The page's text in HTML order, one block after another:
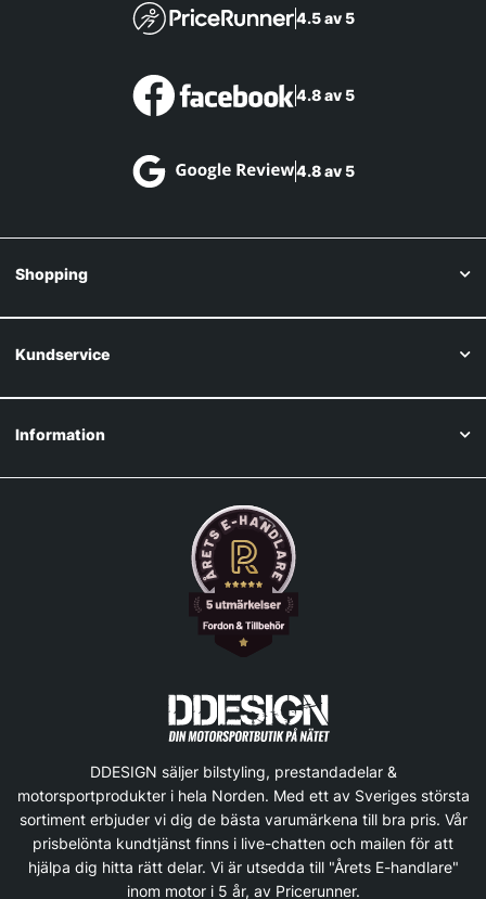
4.5 av 5
4.8 av 5
4.8 av 5
Shopping
Kundservice
Information
DDESIGN säljer bilstyling, prestandadelar &
motorsportprodukter i hela Norden. Med ett av Sveriges största
sortiment erbjuder vi dig de bästa varumärkena till bra pris. Vår
prisbelönta kundtjänst finns i live-chatten och mailen för att
hjälpa dig hitta rätt delar. Vi är utsedda till "Årets E-handlare"
inom motor i 5 år, av Pricerunner.